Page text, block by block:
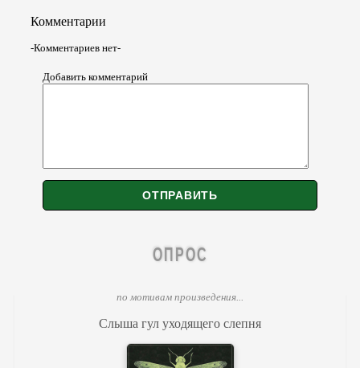
Комментарии
-Комментариев нет-
Добавить комментарий
ОПРОС
по мотивам произведения...
Слыша гул уходящего слепня